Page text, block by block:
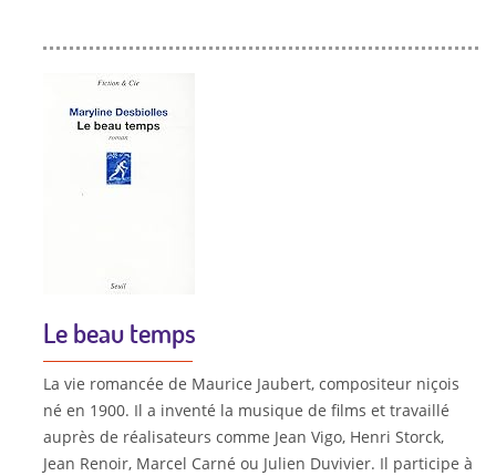
Le beau temps
La vie romancée de Maurice Jaubert, compositeur niçois
né en 1900. Il a inventé la musique de films et travaillé
auprès de réalisateurs comme Jean Vigo, Henri Storck,
Jean Renoir, Marcel Carné ou Julien Duvivier. Il participe à